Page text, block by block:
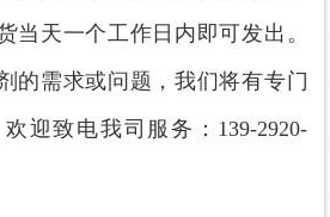
当天一个工作日内即可发出。
的需求或问题，我们将有专门
迎致电我司服务：139-2920-